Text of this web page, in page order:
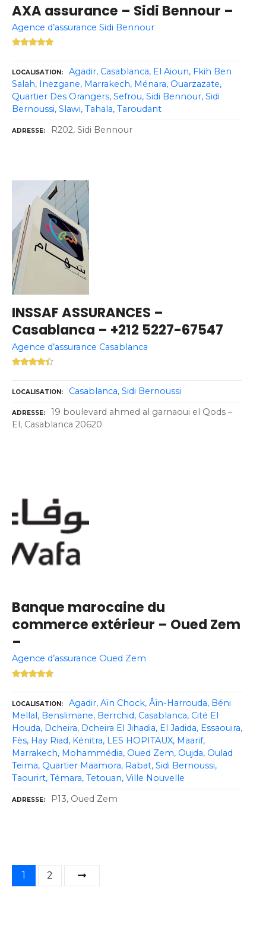
AXA assurance – Sidi Bennour –
Agence d’assurance Sidi Bennour
LOCALISATION Agadir Casablanca El Aioun Fkih Ben
Salah Inezgane Marrakech Ménara Ouarzazate
Quartier Des Orangers Sefrou Sidi Bennour Sidi
Bernoussi Slawi Tahala Taroudant
ADRESSE R202, Sidi Bennour
INSSAF ASSURANCES –
Casablanca – +212 5227-67547
Agence d’assurance Casablanca
LOCALISATION Casablanca Sidi Bernoussi
ADRESSE
19 boulevard ahmed al garnaoui el Qods –
El, Casablanca 20620
Banque marocaine du
commerce extérieur – Oued Zem
–
Agence d’assurance Oued Zem
LOCALISATION Agadir Aïn Chock Âïn-Harrouda Béni
Mellal Benslimane Berrchid Casablanca Cité El
Houda Dcheira Dcheira El Jihadia El Jadida Essaouira
Fès Hay Riad Kénitra LES HOPITAUX Maarif
Marrakech Mohammédia Oued Zem Oujda Oulad
Teima Quartier Maamora Rabat Sidi Bernoussi
Taourirt Témara Tetouan Ville Nouvelle
ADRESSE P13, Oued Zem
N1 2